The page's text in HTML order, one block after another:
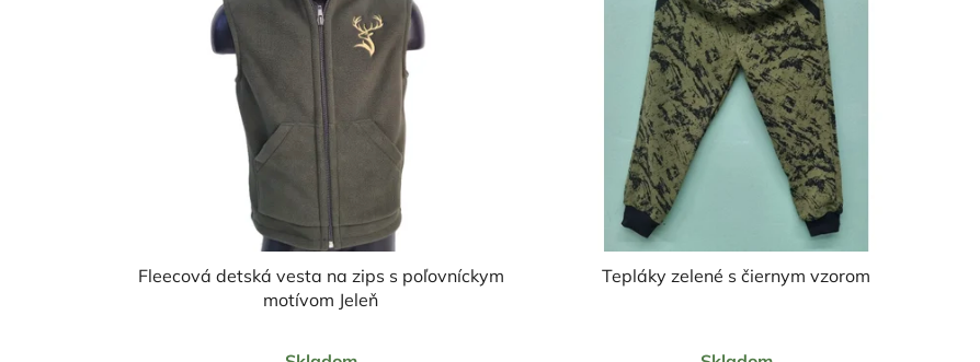
Fleecová detská vesta na zips s poľovníckym
motívom Jeleň
Tepláky zelené s čiernym vzorom